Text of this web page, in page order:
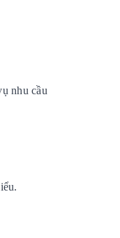
nhu cầu